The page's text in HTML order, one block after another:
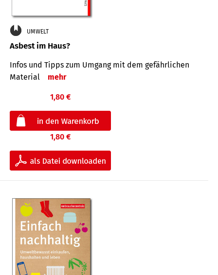
UMWELT
Asbest im Haus?
Infos und Tipps zum Um­gang mit dem ge­fähr­lichen
Mate­rial
mehr
1,80 €
1,80 €